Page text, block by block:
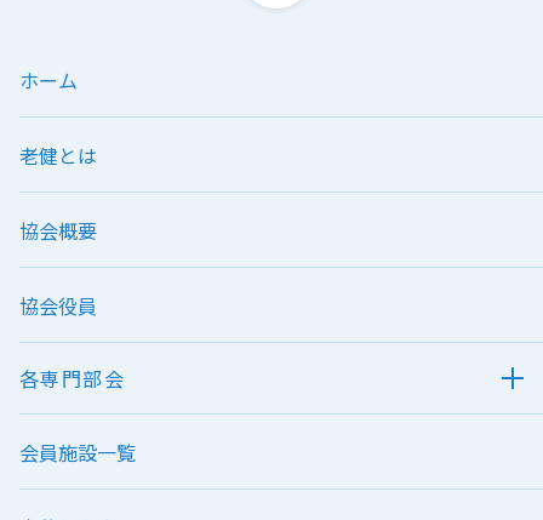
ホーム
老健とは
協会概要
協会役員
各専門部会
会員施設一覧